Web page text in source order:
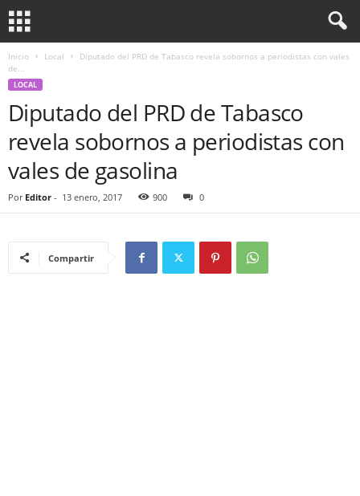
Inicio Local
Diputado del PRD de Tabasco revela sobornos a periodistas con vales
de...
LOCAL
Diputado del PRD de Tabasco
revela sobornos a periodistas con
vales de gasolina
Por Editor - 13 enero, 2017 900 0
Compartir